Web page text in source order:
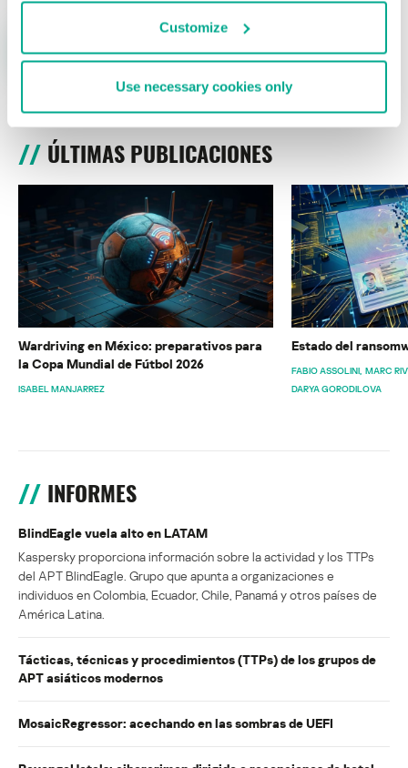
Customize
Use necessary cookies only
ÚLTIMAS PUBLICACIONES
Wardriving en México: preparativos para
la Copa Mundial de Fútbol 2026
ISABEL MANJARREZ
Estado del
FABIO ASSOLINI MARC
DARYA GORODILOVA
INFORMES
BlindEagle vuela alto en LATAM
Kaspersky proporciona información sobre la actividad y los TTPs
del APT BlindEagle. Grupo que apunta a organizaciones e
individuos en Colombia, Ecuador, Chile, Panamá y otros países de
América Latina.
Tácticas, técnicas y procedimientos (TTPs) de los grupos de
APT asiáticos modernos
MosaicRegressor: acechando en las sombras de UEFI